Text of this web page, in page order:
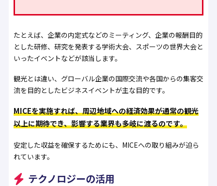
たとえば、企業の内定式などのミーティング、企業の報酬目的
とした研修、研究を発表する学術大会、スポーツの世界大会と
いったイベントなどが該当します。
観光とは違い、グローバル企業の国際交流や各国からの集客交
流を目的としたビジネスイベントが主な目的です。
MICEを実施すれば、周辺地域への経済効果が通常の観光
以上に期待でき、影響する業界も多岐に渡るのです。
安定した収益を確保するためにも、MICEへの取り組みが迫ら
れています。
テクノロジーの活用